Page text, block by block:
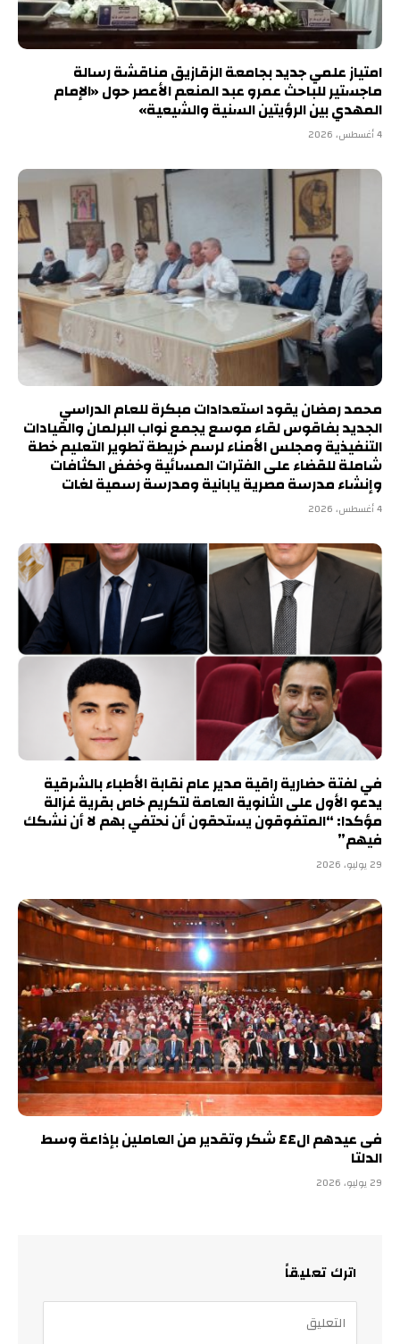
امتياز علمي جديد بجامعة الزقازيق مناقشة رسالة
ماجستير للباحث عمرو عبد المنعم الأعصر حول «الإمام
المهدي بين الرؤيتين السنية والشيعية»
4 أغسطس، 2026
محمد رمضان يقود استعدادات مبكرة للعام الدراسي
الجديد بفاقوس لقاء موسع يجمع نواب البرلمان والقيادات
التنفيذية ومجلس الأمناء لرسم خريطة تطوير التعليم خطة
شاملة للقضاء على الفترات المسائية وخفض الكثافات
وإنشاء مدرسة مصرية يابانية ومدرسة رسمية لغات
4 أغسطس، 2026
في لفتة حضارية راقية مدير عام نقابة الأطباء بالشرقية
يدعو الأول على الثانوية العامة لتكريم خاص بقرية غزالة
مؤكدا: “المتفوقون يستحقون أن نحتفي بهم لا أن نشكك
فيهم”
29 يوليو، 2026
فى عيدهم ال٤٤ شكر وتقدير من العاملين بإذاعة وسط
الدلتا
29 يوليو، 2026
اترك تعليقاً